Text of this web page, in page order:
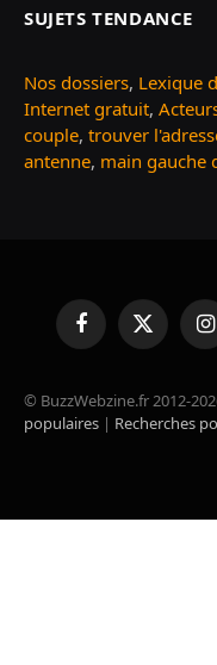
SUJETS TENDANCE
Nos dossiers, Lexique
Internet gratuit,
couple, trouver
antenne, main gauche
FacebookX
(Twitter)
© BuzzWebzine.fr 2012-
populaires | Recherches